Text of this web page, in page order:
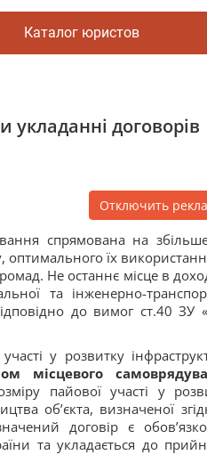
Каталог юристов
договорів
Отключить
спрямована на
їх
Не останнє місце в
та інженерно-
до вимог ст.40 ЗУ
у розвитку
місцевого
пайової участі у
об’єкта, визначеної
договір є
та укладається до